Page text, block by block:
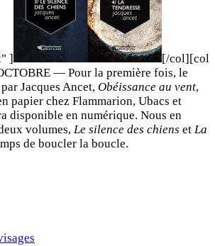
]
[/col][col
— Pour la première fois, le
Jacques Ancet, Obéissance au vent,
papier chez Flammarion, Ubacs et
disponible en numérique. Nous en
volumes, Le silence des chiens et La
de boucler la boucle.